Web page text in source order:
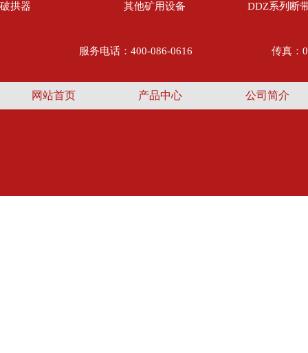
破拱器
其他矿用设备 DDZ系列断
服务电话：400-086-0616 传真：
网站首页 产品中心 公司简介